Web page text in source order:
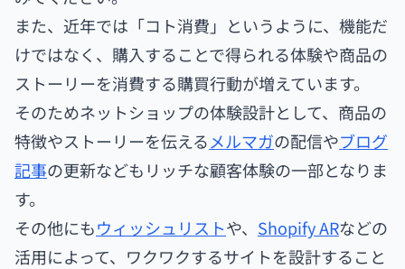
また、近年では「コト消費」というように、機能だ
けではなく、購入することで得られる体験や商品の
ストーリーを消費する購買行動が増えています。
そのためネットショップの体験設計として、商品の
特徴やストーリーを伝えるメルマガの配信やブログ
記事の更新などもリッチな顧客体験の一部となりま
す。
その他にもウィッシュリストや、 Shopify ARなどの
活用によって、ワクワクするサイトを設計すること